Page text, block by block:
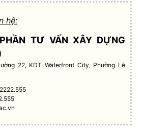
hệ:
TƯ VẤN XÂY DỰNG
22, KĐT Waterfront City, Phường Lê